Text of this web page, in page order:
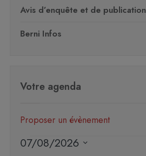
Avis d’enquête et de publication
Berni Infos
Votre agenda
Proposer un évènement
07/08/2026